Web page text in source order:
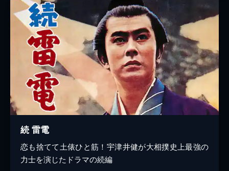
続 雷電
恋も捨てて土俵ひと筋！宇津井健が大相撲史上最強の
力士を演じたドラマの続編